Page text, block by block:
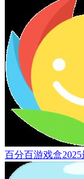
百分百游戏盒